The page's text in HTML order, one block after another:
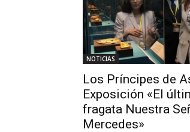
NOTICIAS
Los Príncipes de
Exposición «El
fragata Nuestra
Mercedes»